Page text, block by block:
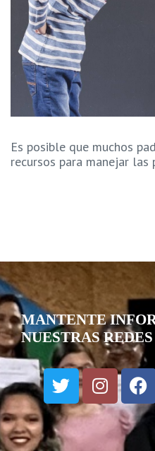
Es posible que muchos
recursos para manejar
MANTENTE
NUESTRAS REDES